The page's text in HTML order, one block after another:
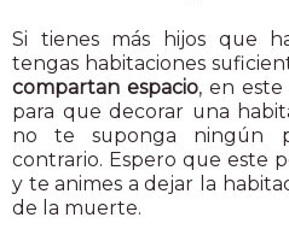
Si tienes más hijos que
tengas habitaciones
compartan espacio, en este
para que decorar una
no te suponga ningún
contrario. Espero que este
y te animes a dejar la
de la muerte.